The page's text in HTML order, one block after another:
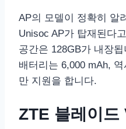
AP의 모델이 정확히 알
Unisoc AP가 탑재된다
공간은 128GB가 내장됩
배터리는 6,000 mAh,
만 지원을 합니다.
ZTE 블레이드